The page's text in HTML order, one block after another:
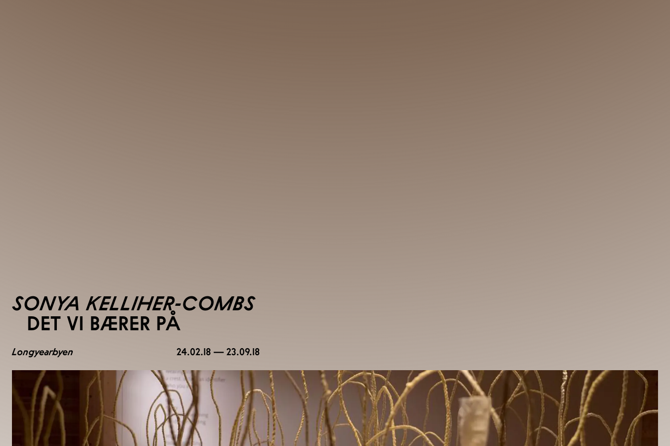
SONYA KELLIHER-COMBS
DET VI BÆRER PÅ
Longyearbyen 24.02.18 — 23.09.18